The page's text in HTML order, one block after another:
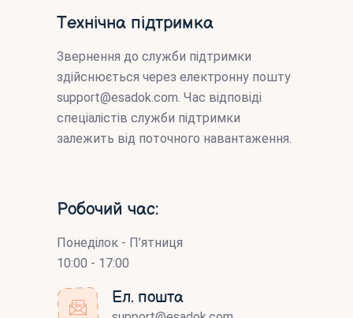
Технічна підтримка
Звернення до служби підтримки
здійснюється через електронну пошту
support@esadok.com . Час відповіді
спеціалістів служби підтримки
залежить від поточного навантаження.
Робочий час:
Понеділок - П’ятниця
10:00 - 17:00
Ел. пошта